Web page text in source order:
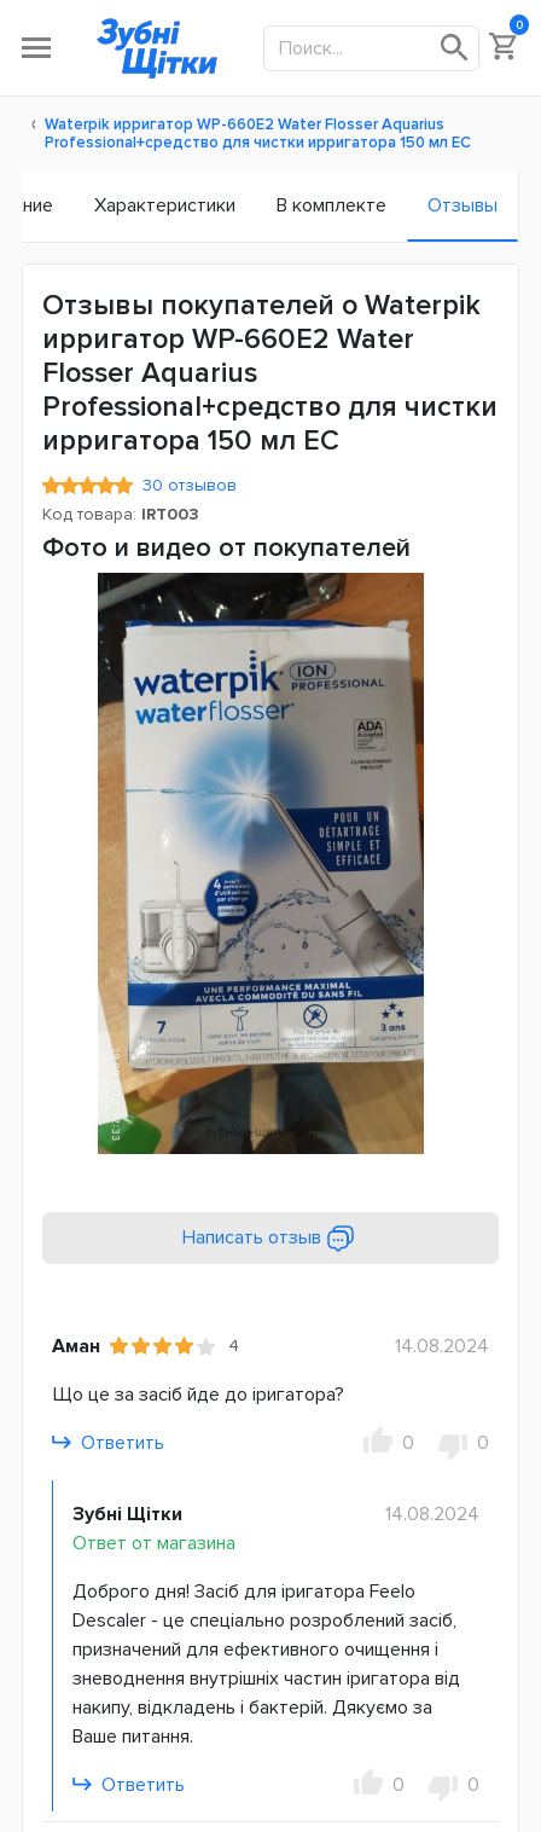
0
Waterpik ирригатор WP-660E2 Water Flosser Aquarius
Professional+средство для чистки ирригатора 150 мл ЕС
Характеристики В комплекте Отзывы
Отзывы покупателей о Waterpik
ирригатор WP-660E2 Water
Flosser Aquarius
Professional+средство для чистки
ирригатора 150 мл ЕС
30 отзывов
Код товара: IRT003
Фото и видео от покупателей
Написать отзыв
Аман 4
14.08.2024
Що це за засіб йде до іригатора?
Ответить
0 0
Зубні Щітки
Ответ от магазина
14.08.2024
Доброго дня! Засіб для іригатора Feelo
Descaler - це спеціально розроблений засіб,
призначений для ефективного очищення і
зневоднення внутрішніх частин іригатора від
накипу, відкладень і бактерій. Дякуємо за
Ваше питання.
Ответить
0 0